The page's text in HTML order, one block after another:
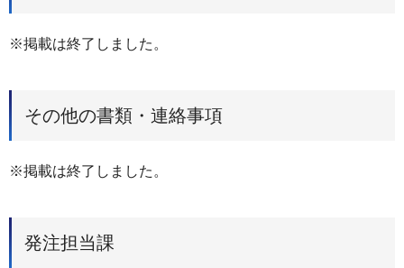
※掲載は終了しました。
その他の書類・連絡事項
※掲載は終了しました。
発注担当課